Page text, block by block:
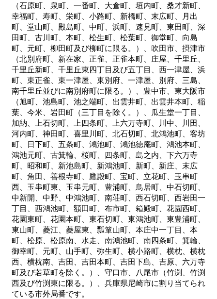
（石原町、泉町、一番町、大倉町、垣内町、桑才新町、
幸福町、寿町、栄町、小路町、新橋町、末広町、月出
町、堂山町、殿島町、中町、浜町、速見町、東田町、深
田町、古川町、本町、松生町、松葉町、御堂町、向島
町、元町、柳田町及び柳町に限る。）、吹田市、摂津市
（北別府町、新在家、正雀、正雀本町、庄屋、千里丘、
千里丘新町、千里丘東四丁目及び五丁目、西一津屋、浜
町、東正雀、東一津屋、東別府、一津屋、別府、三島、
南千里丘並びに南別府町に限る。）、豊中市、東大阪市
（旭町、池島町、池之端町、出雲井町、出雲井本町、稲
葉、今米、岩田町（三丁目を除く。）、瓜生堂一丁目、
加納、上石切町、上四条町、上六万寺町、川中、川田、
河内町、神田町、喜里川町、北石切町、北鴻池町、客坊
町、日下町、五条町、鴻池町、鴻池徳庵町、鴻池本町、
鴻池元町、古箕輪、桜町、四条町、島之内、下六万寺
町、昭和町、新池島町、新鴻池町、新町、新庄、末広
町、角田、善根寺町、鷹殿町、宝町、立花町、玉串町
西、玉串町東、玉串元町、豊浦町、鳥居町、中石切町、
中新開、中野、中鴻池町、南荘町、西石切町、西岩田一
丁目、西鴻池町、額田町、布市町、箱殿町、花園西町、
花園東町、花園本町、東石切町、東鴻池町、東豊浦町、
東山町、菱江、菱屋東、瓢箪山町、本庄中一丁目、本
町、松原、松原南、水走、南鴻池町、南四条町、箕輪、
御幸町、元町、山手町、弥生町、横小路町、横枕、横枕
西、横枕南、吉田、吉田本町、吉田下島、吉原、六万寺
町及び若草町を除く。）、守口市、八尾市（竹渕、竹渕
西及び竹渕東に限る。）、兵庫県尼崎市に割り当てられ
ている市外局番です。